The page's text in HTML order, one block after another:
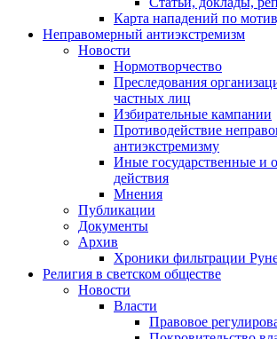
Карта нападений по
Неправомерный антиэкстремизм
Новости
Нормотворчество
Преследования
частных лиц
Избирательные кампании
Противодействие
антиэкстремизму
Иные государственные и
действия
Мнения
Публикации
Документы
Архив
Хроники фильтрации
Религия в светском обществе
Новости
Власти
Правовое